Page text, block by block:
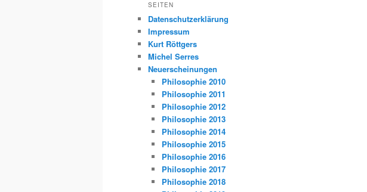
SEITEN
Datenschutzerklärung
Impressum
Kurt Röttgers
Michel Serres
Neuerscheinungen
Philosophie 2010
Philosophie 2011
Philosophie 2012
Philosophie 2013
Philosophie 2014
Philosophie 2015
Philosophie 2016
Philosophie 2017
Philosophie 2018